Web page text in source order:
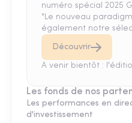
numéro spécial 2025
"Le nouveau
également notre
Découvrir
A venir bientôt :
Les fonds de nos
Les performances en
d'investissement